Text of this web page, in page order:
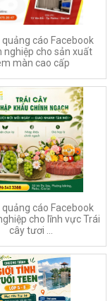
quảng cáo Facebook
nghiệp cho sản xuất
màn cao cấp
quảng cáo Facebook
cho lĩnh vực Trái
cây tươi ...